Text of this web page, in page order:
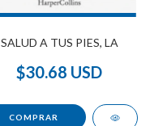
SALUD A TUS PIES, LA
$30.68 USD